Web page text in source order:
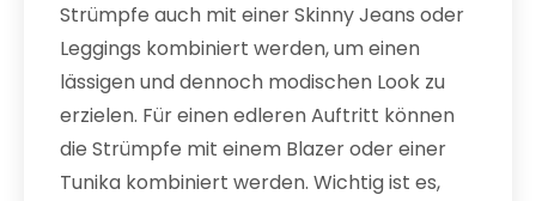
Strümpfe auch mit einer Skinny Jeans oder
Leggings kombiniert werden, um einen
lässigen und dennoch modischen Look zu
erzielen. Für einen edleren Auftritt können
die Strümpfe mit einem Blazer oder einer
Tunika kombiniert werden. Wichtig ist es,